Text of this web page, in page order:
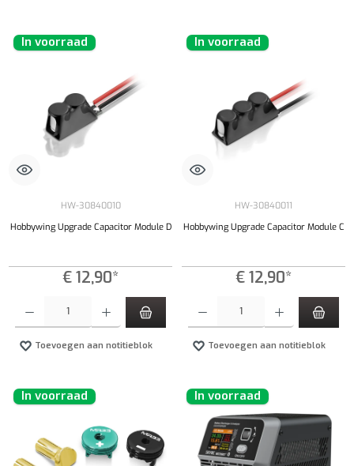
In voorraad
HW-30840010
Hobbywing Upgrade Capacitor Module D
€ 12,90*
Toevoegen aan notitieblok
In voorraad
HW-30840011
Hobbywing Upgrade Capacitor Module C
€ 12,90*
Toevoegen aan notitieblok
In voorraad In voorraad